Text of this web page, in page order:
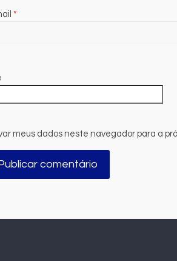
*
meus dados neste navegador para a